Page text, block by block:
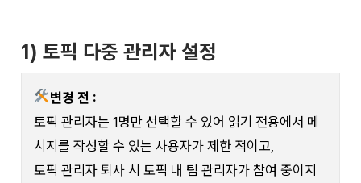
1) 토픽 다중 관리자 설정
변경 전 :
토픽 관리자는 1명만 선택할 수 있어 읽기 전용에서 메
시지를 작성할 수 있는 사용자가 제한 적이고,
토픽 관리자 퇴사 시 토픽 내 팀 관리자가 참여 중이지